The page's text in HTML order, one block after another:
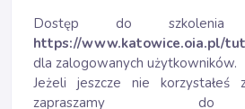
Dostęp do szkolenia
https://www.katowice.oia.pl/
dla zalogowanych użytkowników.
Jeżeli jeszcze nie
zapraszamy do